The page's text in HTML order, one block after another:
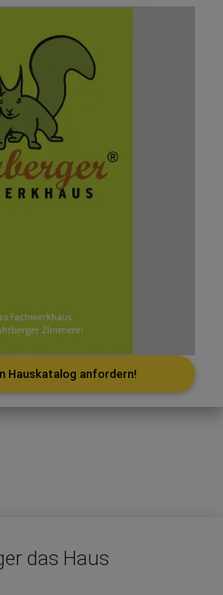
Hauskatalog anfordern!
das Haus